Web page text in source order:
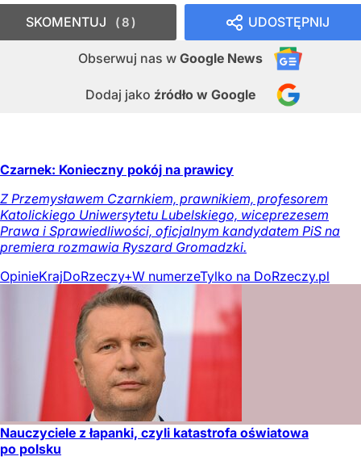
UDOSTĘPNIJ
Obserwuj nas w Google News
Dodaj jako źródło w Google
SKOMENTUJ 8
Czarnek: Konieczny pokój na prawicy
Z Przemysławem Czarnkiem, prawnikiem, profesorem
Katolickiego Uniwersytetu Lubelskiego, wiceprezesem
Prawa i Sprawiedliwości, oficjalnym kandydatem PiS na
premiera rozmawia Ryszard Gromadzki.
OpinieKrajDoRzeczy+W numerzeTylko na DoRzeczy.pl
Nauczyciele z łapanki, czyli katastrofa oświatowa
po polsku